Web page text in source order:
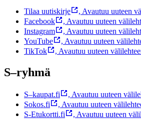
Tilaa uutiskirje , Avautuu uuteen
Facebook
, Avautuu uuteen
Instagram
, Avautuu uuteen
YouTube
, Avautuu uuteen
TikTok
, Avautuu uuteen
S–ryhmä
S–kaupat.fi , Avautuu uuteen
Sokos.fi
, Avautuu uuteen
S-Etukortti.fi
, Avautuu uuteen